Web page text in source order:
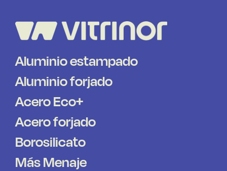
Aluminio estampado
Aluminio forjado
Acero Eco+
Acero forjado
Borosilicato
Más Menaje